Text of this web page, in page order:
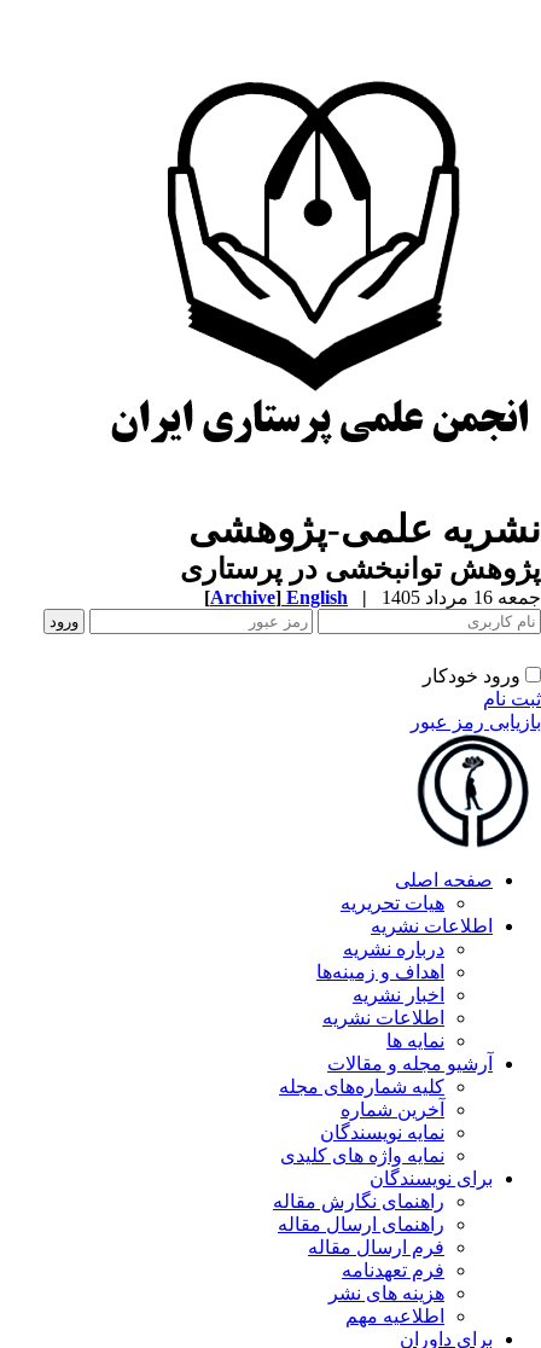
علمی-پژوهشی
توانبخشی در پرستاری
مرداد 1405 |
English
[Archive]
ورود خودکار
نام
رمز عبور
صفحه اصلی
هیات تحریریه
اطلاعات نشریه
درباره نشریه
اهداف و زمینه‌ها
اخبار نشریه
اطلاعات نشریه
نمایه ها
آرشیو مجله و مقالات
کلیه شماره‌های مجله
آخرین شماره
نمایه نویسندگان
نمایه واژه های کلیدی
برای نویسندگان
راهنمای نگارش مقاله
راهنمای ارسال مقاله
فرم ارسال مقاله
فرم تعهدنامه
هزینه های نشر
اطلاعیه مهم
برای داوران